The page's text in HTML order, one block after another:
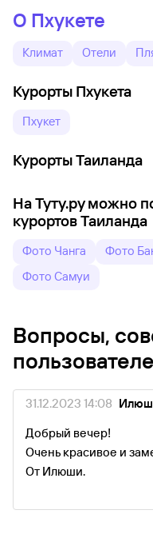
О Пхукете
Климат Отели
Курорты Пхукета
Пхукет
Курорты Таиланда
На Туту.ру можно
курортов Таиланда
Фото Чанга Фото
Фото Самуи
Вопросы,
31.12.2023 14:08
Добрый вечер!
Очень красивое и
От Илюши.